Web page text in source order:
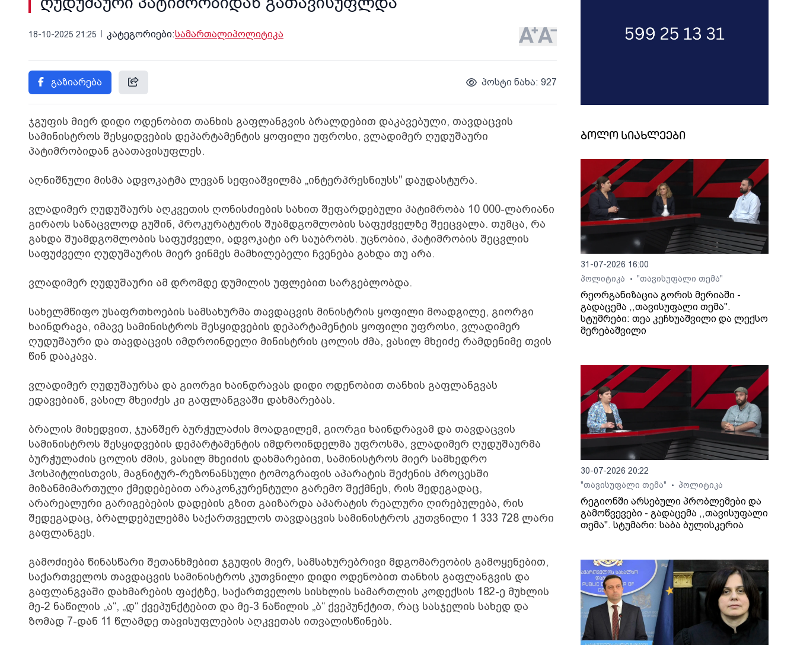
18-10-2025 21:25 კატეგორიები:სამართალიპოლიტიკა
გაზიარება პოსტი ნახა: 927
ჯგუფის მიერ დიდი ოდენობით თანხის გაფლანგვის ბრალდებით დაკავებული, თავდაცვის
სამინისტროს შესყიდვების დეპარტამენტის ყოფილი უფროსი, ვლადიმერ ღუდუშაური
პატიმრობიდან გაათავისუფლეს.
აღნიშნული მისმა ადვოკატმა ლევან სეფიაშვილმა „ინტერპრესნიუსს" დაუდასტურა.
ვლადიმერ ღუდუშაურს აღკვეთის ღონისძიების სახით შეფარდებული პატიმრობა 10 000-ლარიანი
გირაოს სანაცვლოდ გუშინ, პროკურატურის შუამდგომლობის საფუძველზე შეეცვალა. თუმცა, რა
გახდა შუამდგომლობის საფუძველი, ადვოკატი არ საუბრობს. უცნობია, პატიმრობის შეცვლის
საფუძველი ღუდუშაურის მიერ ვინმეს მამხილებელი ჩვენება გახდა თუ არა.
ვლადიმერ ღუდუშაური ამ დრომდე დუმილის უფლებით სარგებლობდა.
სახელმწიფო უსაფრთხოების სამსახურმა თავდაცვის მინისტრის ყოფილი მოადგილე, გიორგი
ხაინდრავა, იმავე სამინისტროს შესყიდვების დეპარტამენტის ყოფილი უფროსი, ვლადიმერ
ღუდუშაური და თავდაცვის იმდროინდელი მინისტრის ცოლის ძმა, ვასილ მხეიძე რამდენიმე თვის
წინ დააკავა.
ვლადიმერ ღუდუშაურსა და გიორგი ხაინდრავას დიდი ოდენობით თანხის გაფლანგვას
ედავებიან, ვასილ მხეიძეს კი გაფლანგვაში დახმარებას.
ბრალის მიხედვით, ჯუანშერ ბურჭულაძის მოადგილემ, გიორგი ხაინდრავამ და თავდაცვის
სამინისტროს შესყიდვების დეპარტამენტის იმდროინდელმა უფროსმა, ვლადიმერ ღუდუშაურმა
ბურჭულაძის ცოლის ძმის, ვასილ მხეიძის დახმარებით, სამინისტროს მიერ სამხედრო
ჰოსპიტლისთვის, მაგნიტურ-რეზონანსული ტომოგრაფის აპარატის შეძენის პროცესში
მიზანმიმართული ქმედებებით არაკონკურენტული გარემო შექმნეს, რის შედეგადაც,
არარეალური გარიგებების დადების გზით გაიზარდა აპარატის რეალური ღირებულება, რის
შედეგადაც, ბრალდებულებმა საქართველოს თავდაცვის სამინისტროს კუთვნილი 1 333 728 ლარი
გაფლანგეს.
გამოძიება წინასწარი შეთანხმებით ჯგუფის მიერ, სამსახურებრივი მდგომარეობის გამოყენებით,
საქართველოს თავდაცვის სამინისტროს კუთვნილი დიდი ოდენობით თანხის გაფლანგვის და
გაფლანგვაში დახმარების ფაქტზე, საქართველოს სისხლის სამართლის კოდექსის 182-ე მუხლის
მე-2 ნაწილის „ა“, „დ“ ქვეპუნქტებით და მე-3 ნაწილის „ბ“ ქვეპუნქტით, რაც სასჯელის სახედ და
ზომად 7-დან 11 წლამდე თავისუფლების აღკვეთას ითვალისწინებს.
ბოლო სიახლეები
31-07-2026 16:00
პოლიტიკა
• "თავისუფალი თემა"
რეორგანიზაცია გორის მერიაში -
გადაცემა ,,თავისუფალი თემა".
სტუმრები: თეა კეჩხუაშვილი და ლექსო
მერებაშვილი
30-07-2026 20:22
"თავისუფალი თემა"
• პოლიტიკა
რეგიონში არსებული პრობლემები და
გამოწვევები - გადაცემა ,,თავისუფალი
თემა". სტუმარი: საბა ბულისკერია